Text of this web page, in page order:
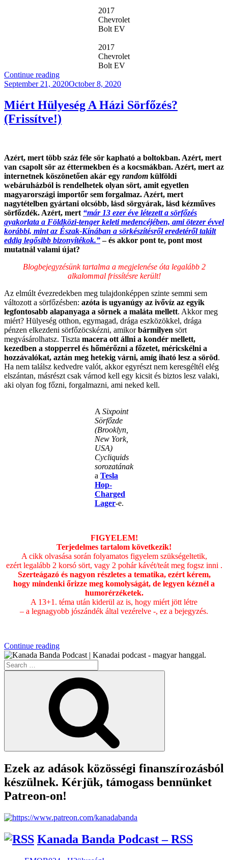
2017
Chevrolet
Bolt EV
2017
Chevrolet
Bolt EV
Continue reading“FV002
–
Vásárlás
Kanadában”
Posted
September 21, 2020October 8, 2020
Miért Hülyeség A Házi Sörfőzés?
(Frissítve!)
Azért, mert több száz féle sör kapható a boltokban. Azért, mert
van csapolt sör az éttermekben és a kocsmákban. Azért, mert az
internetnek köszönetően akár egy random külföldi
webáruházból is rendelhetek olyan sört, amit egyetlen
magyarországi importőr sem forgalmaz. Azért, mert
nagytételben gyártani olcsóbb, lásd sörgyárak, lásd kézműves
sörfőzdék. Azért, mert “már 13 ezer éve létezett a sörfőzés
gyakorlata a Földközi-tenger keleti medencéjében, ami ötezer évvel
korábbi, mint az Észak-Kínában a sörkészítésről eredetéről talált
eddig legősibb bizonyítékok.”– és akkor pont te, pont most
mutatnál valami újat?
Blogbejegyzésünk tartalma a megjelenése óta legalább 2
alkalommal frissítésre került!
Az elmúlt évezredekben meg tulajdonképpen szinte semmi sem
változott a sörfőzésben: azóta is ugyanúgy az ivővíz az egyik
legfontosabb alapanyaga a sörnek a maláta mellett. Akkor meg
miért? Hülyeség otthon, egymagad, drága eszközökkel, drága
pénzen elkezdeni sörfőzöcskézni, amikorbármilyen sört
megvásárolhatsz. Tiszta macera ott állni a kondér mellett,
kezedben a stopperrel és hőmérőzni a főzetet, méricskélni a
hozzávalókat, aztán meg hetekig várni, amíg iható lesz a söröd.
Ha nem találsz kedvedre valót, akkor egyrészt nem keresgéltél elég
elszántan, másrészt csak várnod kell egy kicsit és biztos lesz valaki,
aki olyan fog főzni, forgalmazni, ami neked kell.
A Sixpoint
Sörfőzde
(Brooklyn,
New York,
USA)
Cycliquids
sorozatának
a Tesla
Hop-
Charged
Lager-e.
FIGYELEM!
Terjedelmes tartalom következik!
A cikk olvasása során folyamatos figyelem szükségeltetik,
ezért legalább 2 korsó sört, vagy 2 pohár kávét/teát meg fogsz inni .
Szerteágazó és nagyon részletes a tematika, ezért kérem,
hogy mindenki őrizze meg komolyságát, de legyen kéznél a
humorérzéketek.
A 13+1. téma után kiderül az is, hogy miért jött létre
– a legnagyobb jószándék által vezérelve -, ez a bejegyzés.
Continue reading“Miért
Hülyeség
Házi
Sörfőzés?
(Frissítve!)”
Search
for:
Ezek az adások közösségi finanszírozásból
készülnek. Kérjük, támogass bennünket
Patreon-on!
Kanada Banda Podcast – RSS